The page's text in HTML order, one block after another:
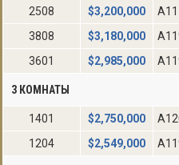
2508
$3,200,000
3808
$3,180,000
3601
$2,985,000
3 КОМНАТЫ
1401 $2,750,000
1204
$2,549,000